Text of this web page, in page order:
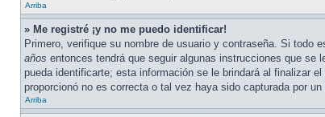
Arriba
» Me registré ¡y no me puedo identificar!
Primero, verifique su nombre de usuario y contraseña. Si
años entonces tendrá que seguir algunas instrucciones que se
pueda identificarte; esta información se le brindará al finalizar
proporcionó no es correcta o tal vez haya sido capturada por
Arriba